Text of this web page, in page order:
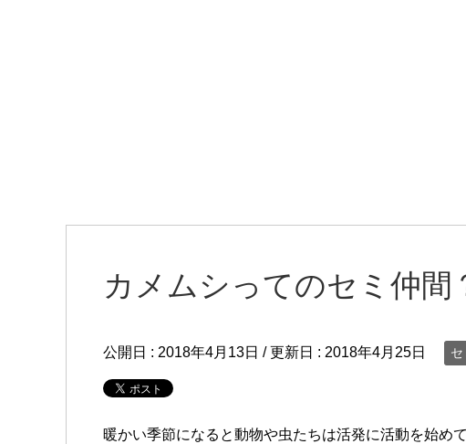
カメムシってのセミ仲間
公開日 : 2018年4月13日 / 更新日 : 2018年4月25日 セ
暖かい季節になると動物や虫たちは活発に活動を始め